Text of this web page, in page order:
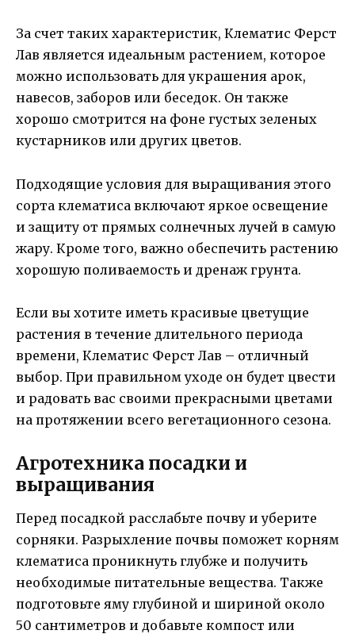
За счет таких характеристик, Клематис Ферст
Лав является идеальным растением, которое
можно использовать для украшения арок,
навесов, заборов или беседок. Он также
хорошо смотрится на фоне густых зеленых
кустарников или других цветов.
Подходящие условия для выращивания этого
сорта клематиса включают яркое освещение
и защиту от прямых солнечных лучей в самую
жару. Кроме того, важно обеспечить растению
хорошую поливаемость и дренаж грунта.
Если вы хотите иметь красивые цветущие
растения в течение длительного периода
времени, Клематис Ферст Лав – отличный
выбор. При правильном уходе он будет цвести
и радовать вас своими прекрасными цветами
на протяжении всего вегетационного сезона.
Агротехника посадки и
выращивания
Перед посадкой расслабьте почву и уберите
сорняки. Разрыхление почвы поможет корням
клематиса проникнуть глубже и получить
необходимые питательные вещества. Также
подготовьте яму глубиной и шириной около
50 сантиметров и добавьте компост или